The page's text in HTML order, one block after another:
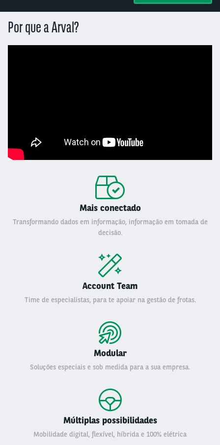
Por que a Arval?
Mais conectado
Transformando dados em informação, informação em tomada de
decisão.
Account Team
Time de especialistas, para te apoiar na gestão de frotas.
Modular
Soluções especiais e sob medida para a sua empresa.
Múltiplas possibilidades
Mobilidade digital, flexível, híbrida e 100% elétrica